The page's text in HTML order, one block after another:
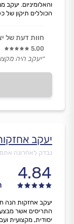
והאלומיניום.
הכוללים תיקון של
חוות דעת של
5.00
״יעקב היה
יעקב
נבדק לאחרונה
4.84
התריסים אשר
יסודית, מקצועית